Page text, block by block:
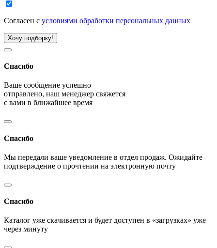
Согласен с условиями обработки персональных данных
Хочу подборку!
Спасибо
Ваше сообщение успешно
отправлено, наш менеджер свяжется
с вами в ближайшее время
Спасибо
Мы передали ваше уведомление в отдел продаж. Ожидайте
подтверждение о прочтении на электронную почту
Спасибо
Каталог уже скачивается и будет доступен в «загрузках» уже
через минуту